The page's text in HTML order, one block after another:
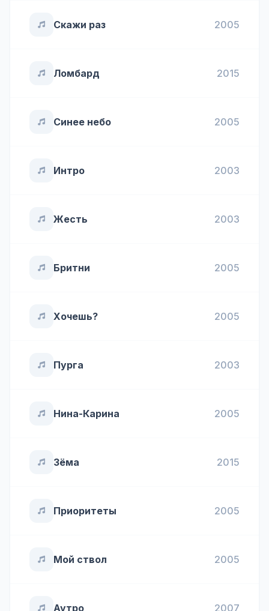
Скажи раз 2005
Ломбард 2015
Синее небо 2005
Интро 2003
Жесть 2003
Бритни 2005
Хочешь? 2005
Пурга 2003
Нина-Карина 2005
Зёма 2015
Приоритеты 2005
Мой ствол 2005
Аутро 2007